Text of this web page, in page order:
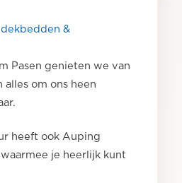
&
Pasen genieten we van
alles om ons heen
heeft ook Auping
je heerlijk kunt